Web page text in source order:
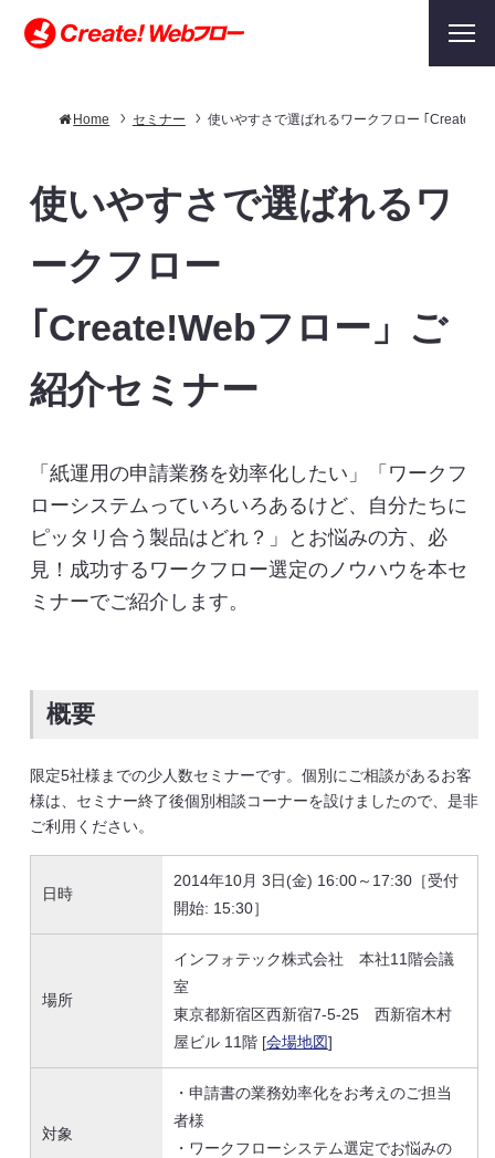
Home セミナー 使いやすさで選ばれるワークフロー ｢
使いやすさで選ばれるワ
ークフロー
｢Create!Webフロー」ご
紹介セミナー
「紙運用の申請業務を効率化したい」「ワークフ
ローシステムっていろいろあるけど、自分たちに
ピッタリ合う製品はどれ？」とお悩みの方、必
見！成功するワークフロー選定のノウハウを本セ
ミナーでご紹介します。
概要
限定5社様までの少人数セミナーです。個別にご相談があるお客
様は、セミナー終了後個別相談コーナーを設けましたので、是非
ご利用ください。
日時
2014年10月 3日(金) 16:00～17:30［受付
開始: 15:30］
場所
インフォテック株式会社 本社11階会議
室
東京都新宿区西新宿7-5-25 西新宿木村
屋ビル 11階 [会場地図]
対象
・申請書の業務効率化をお考えのご担当
者様
・ワークフローシステム選定でお悩みの